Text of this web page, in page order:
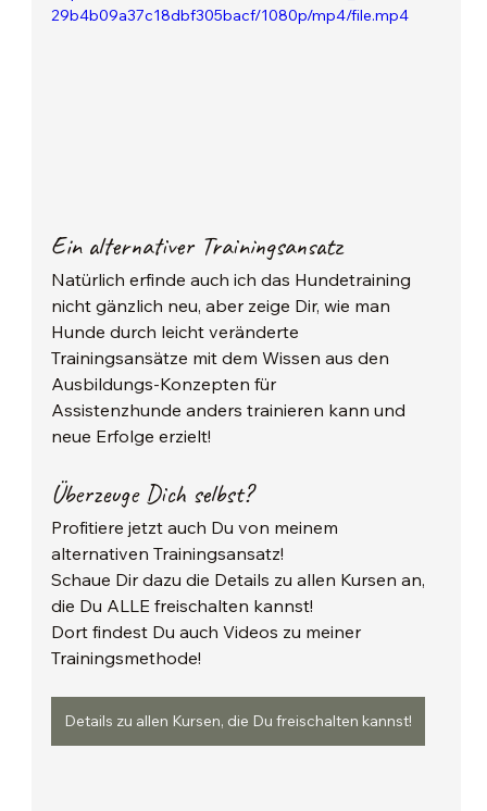
29b4b09a37c18dbf305bacf/1080p/mp4/file.mp4
Ein alternativer Trainingsansatz
Natürlich erfinde auch ich das Hundetraining
nicht gänzlich neu, aber zeige Dir, wie man
Hunde durch leicht veränderte
Trainingsansätze mit dem Wissen aus den
Ausbildungs-Konzepten für
Assistenzhunde anders trainieren kann und
neue Erfolge erzielt!
Überzeuge Dich selbst?
Profitiere jetzt auch Du von meinem
alternativen Trainingsansatz!
Schaue Dir dazu die Details zu allen Kursen an,
die Du ALLE freischalten kannst!
Dort findest Du auch Videos zu meiner
Trainingsmethode!
Details zu allen Kursen, die Du freischalten kannst!